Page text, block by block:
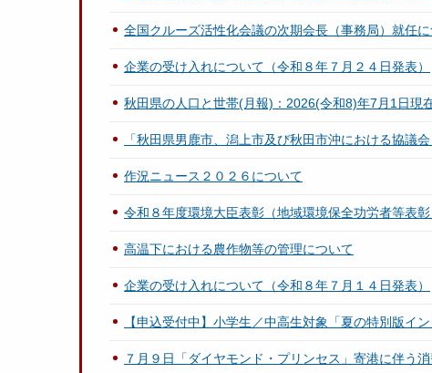
全国クルーズ活性化会議の次期会長（事務局）就任
企業の受け入れについて（令和８年７月２４日発表）
秋田県の人口と世帯(月報)：2026(令和8)年7月1日現
「秋田県男鹿市、潟上市及び秋田市沖における協議
作況ニュース２０２６について
令和８年度環境大臣表彰（地域環境保全功労者等表
高温下における農作物等の管理について
企業の受け入れについて（令和８年７月１４日発表）
【申込受付中】小学生／中高生対象「夏の特別版イ
７月９日「ダイヤモンド・プリンセス」寄港に伴う